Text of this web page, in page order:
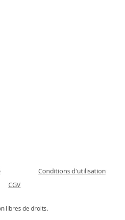
Conditions d'utilisation
CGV
libres de droits.